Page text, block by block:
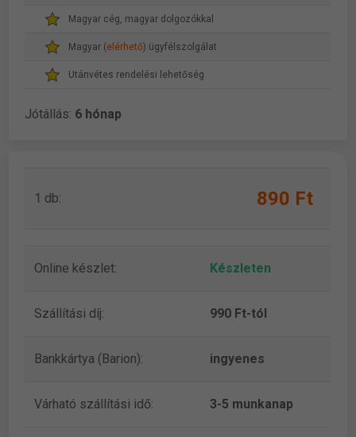
Magyar cég, magyar dolgozókkal
Magyar (elérhető) ügyfélszolgálat
Utánvétes rendelési lehetőség
Jótállás: 6 hónap
1 db: 890 Ft
Online készlet: Készleten
Szállítási díj: 990 Ft-tól
Bankkártya (Barion): ingyenes
Várható szállítási idő: 3-5 munkanap